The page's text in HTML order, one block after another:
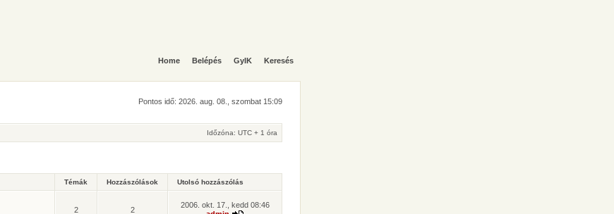
Home Belépés GyIK Keresés
Pontos idő: 2026. aug. 08., szombat 15:09
Időzóna: UTC + 1 óra
Témák Hozzászólások Utolsó hozzászólás
2 2
2006. okt. 17., kedd 08:46